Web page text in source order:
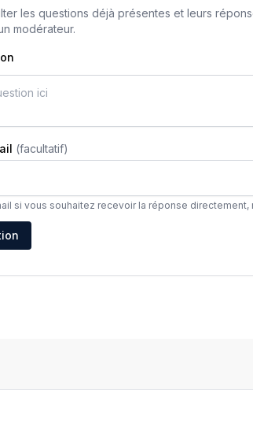
les questions déjà présentes et leurs
modérateur.
(facultatif)
si vous souhaitez recevoir la réponse